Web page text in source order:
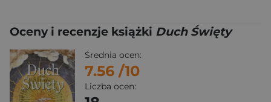
Oceny i recenzje książki Duch Święty
Średnia ocen:
7.56 /10
Liczba ocen: